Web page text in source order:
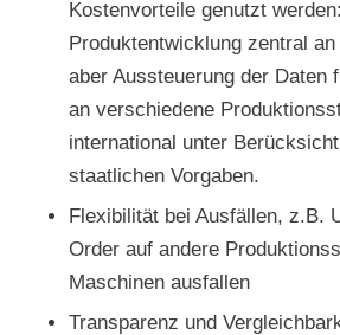
Kostenvorteile genutzt werden:
Produktentwicklung zentral
aber Aussteuerung der Daten
an verschiedene
international unter
staatlichen Vorgaben.
Flexibilität bei Ausfällen, z.B.
Order auf andere
Maschinen ausfallen
Transparenz und